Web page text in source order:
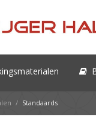
/ Standaards